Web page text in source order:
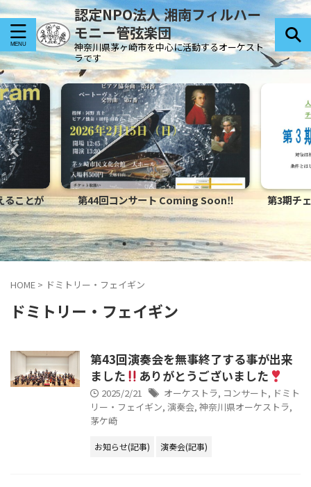
認定NPO法人 湘南フィルハー
モニー管弦楽団
神奈川県茅ヶ崎市を中心に活動するオーケスト
ラです
ることが 第44回コンサート Coming Soon‼ 第3期チ
HOME > ドミトリー・フェイギン
ドミトリー・フェイギン
第43回演奏会を無事終了する事が出来
ました
ありがとうございました
2025/2/21 オーケストラ, コンサート, ドミト
リー・フェイギン, 演奏会, 神奈川県オーケストラ,
茅ケ崎
お知らせ(記事) 演奏会(記事)